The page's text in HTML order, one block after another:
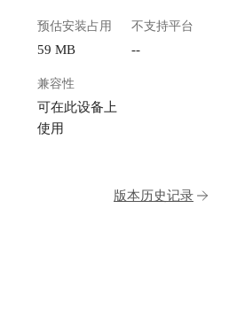
预估安装占用
59 MB
不支持平台
--
兼容性
可在此设备上
使用
版本历史记录